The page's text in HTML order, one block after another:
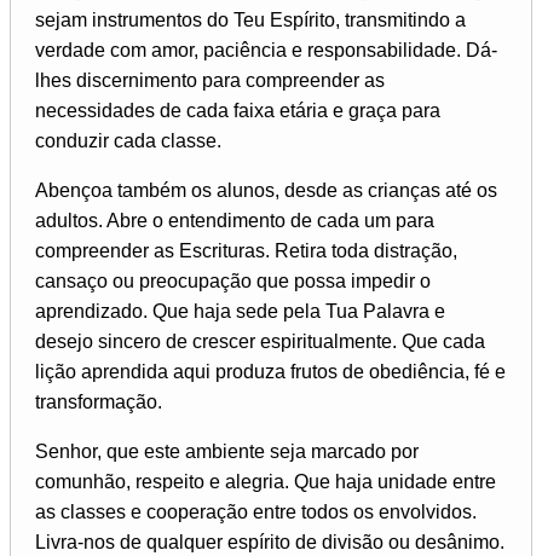
sejam instrumentos do Teu Espírito, transmitindo a
verdade com amor, paciência e responsabilidade. Dá-
lhes discernimento para compreender as
necessidades de cada faixa etária e graça para
conduzir cada classe.
Abençoa também os alunos, desde as crianças até os
adultos. Abre o entendimento de cada um para
compreender as Escrituras. Retira toda distração,
cansaço ou preocupação que possa impedir o
aprendizado. Que haja sede pela Tua Palavra e
desejo sincero de crescer espiritualmente. Que cada
lição aprendida aqui produza frutos de obediência, fé e
transformação.
Senhor, que este ambiente seja marcado por
comunhão, respeito e alegria. Que haja unidade entre
as classes e cooperação entre todos os envolvidos.
Livra-nos de qualquer espírito de divisão ou desânimo.